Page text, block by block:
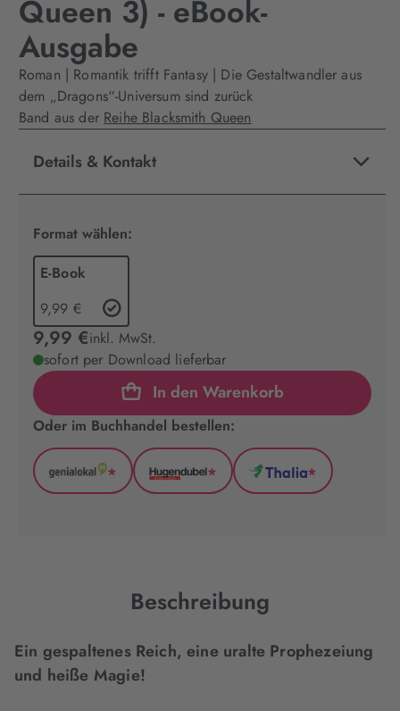
Queen 3) - eBook-
Ausgabe
Roman | Romantik trifft Fantasy | Die Gestaltwandler aus
dem „Dragons“-Universum sind zurück
Band aus der Reihe Blacksmith Queen
Details & Kontakt
Format wählen:
E-Book
9,99 €
9,99 €inkl. MwSt.
sofort per Download lieferbar
In den Warenkorb
Oder im Buchhandel bestellen:
GenialLokal
*
Hugendubel
*
Thalia
*
Beschreibung
Ein gespaltenes Reich, eine uralte Prophezeiung
und heiße Magie!